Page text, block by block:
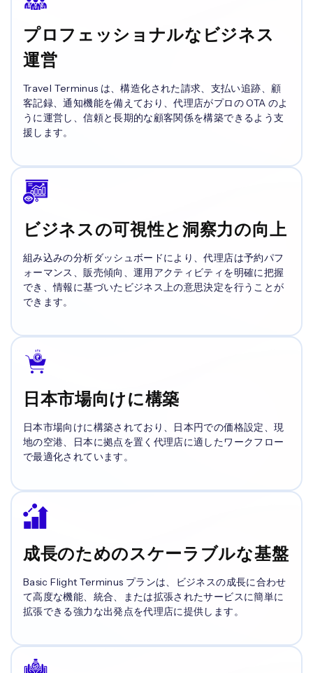
プロフェッショナルなビジネス
運営
Travel Terminus は、構造化された請求、支払い追跡、顧
客記録、通知機能を備えており、代理店がプロの OTA のよ
うに運営し、信頼と長期的な顧客関係を構築できるよう支
援します。
ビジネスの可視性と洞察力の向上
組み込みの分析ダッシュボードにより、代理店は予約パフ
ォーマンス、販売傾向、運用アクティビティを明確に把握
でき、情報に基づいたビジネス上の意思決定を行うことが
できます。
日本市場向けに構築
日本市場向けに構築されており、日本円での価格設定、現
地の空港、日本に拠点を置く代理店に適したワークフロー
で最適化されています。
成長のためのスケーラブルな基盤
Basic Flight Terminus プランは、ビジネスの成長に合わせ
て高度な機能、統合、または拡張されたサービスに簡単に
拡張できる強力な出発点を代理店に提供します。